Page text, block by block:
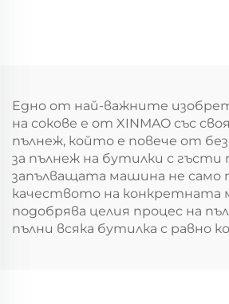
Едно от най-важните
на сокове е от XINMAO със
пълнеж, който е повече от
за пълнеж на бутилки с гъсти
запълващата машина не само
качеството на конкретната
подобрява целия процес на
пълни всяка бутилка с равно